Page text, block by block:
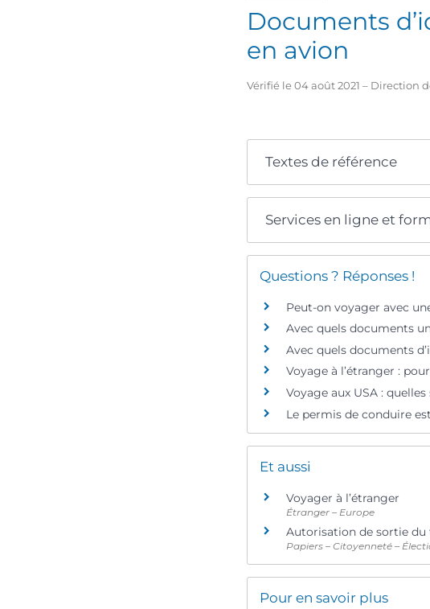
Documents
en avion
Vérifié le 04 août 2021 – Direction
Textes de référence
Services en ligne et
Questions ? Réponses !
Peut-on voyager avec
Avec quels documents
Avec quels documents
Voyage à l’étranger :
Voyage aux USA :
Le permis de conduire
Et aussi
Voyager à l’étranger
Étranger – Europe
Autorisation de sortie du
Papiers – Citoyenneté –
Pour en savoir plus